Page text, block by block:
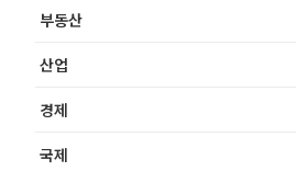
부동산
산업
경제
국제